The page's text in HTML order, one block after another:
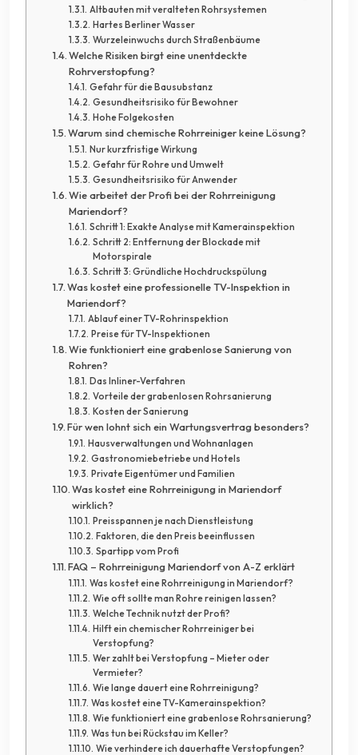
Altbauten mit veralteten Rohrsystemen
Hartes Berliner Wasser
Wurzeleinwuchs durch Straßenbäume
Welche Risiken birgt eine unentdeckte
Rohrverstopfung?
Gefahr für die Bausubstanz
Gesundheitsrisiko für Bewohner
Hohe Folgekosten
Warum sind chemische Rohrreiniger keine Lösung?
Nur kurzfristige Wirkung
Gefahr für Rohre und Umwelt
Gesundheitsrisiko für Anwender
Wie arbeitet der Profi bei der Rohrreinigung
Mariendorf?
Schritt 1: Exakte Analyse mit Kamerainspektion
Schritt 2: Entfernung der Blockade mit
Motorspirale
Schritt 3: Gründliche Hochdruckspülung
Was kostet eine professionelle TV-Inspektion in
Mariendorf?
Ablauf einer TV-Rohrinspektion
Preise für TV-Inspektionen
Wie funktioniert eine grabenlose Sanierung von
Rohren?
Das Inliner-Verfahren
Vorteile der grabenlosen Rohrsanierung
Kosten der Sanierung
Für wen lohnt sich ein Wartungsvertrag besonders?
Hausverwaltungen und Wohnanlagen
Gastronomiebetriebe und Hotels
Private Eigentümer und Familien
Was kostet eine Rohrreinigung in Mariendorf
wirklich?
Preisspannen je nach Dienstleistung
Faktoren, die den Preis beeinflussen
Spartipp vom Profi
FAQ – Rohrreinigung Mariendorf von A-Z erklärt
Was kostet eine Rohrreinigung in Mariendorf?
Wie oft sollte man Rohre reinigen lassen?
Welche Technik nutzt der Profi?
Hilft ein chemischer Rohrreiniger bei
Verstopfung?
Wer zahlt bei Verstopfung – Mieter oder
Vermieter?
Wie lange dauert eine Rohrreinigung?
Was kostet eine TV-Kamerainspektion?
Wie funktioniert eine grabenlose Rohrsanierung?
Was tun bei Rückstau im Keller?
Wie verhindere ich dauerhafte Verstopfungen?